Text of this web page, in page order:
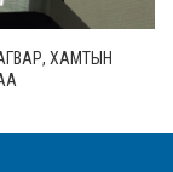
ХАМТЫН